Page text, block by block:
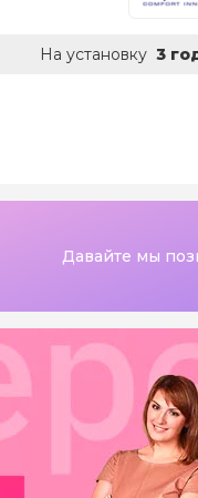
На установку 3
Давайте мы